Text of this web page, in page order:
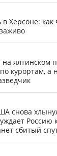
в Херсоне:
ялтинском
курортам, а
снова
Россию
сбитый